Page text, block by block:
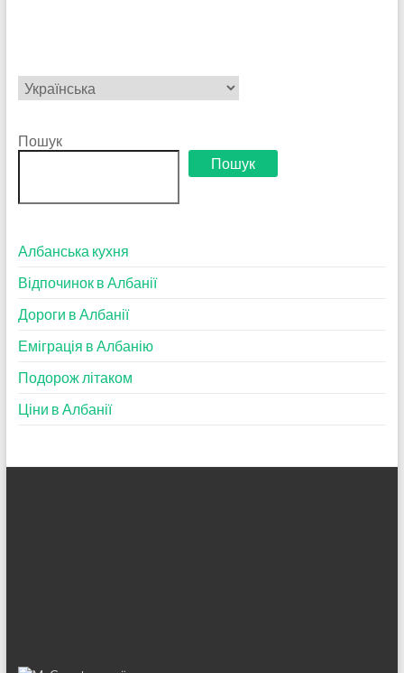
Вибрати
мову
Пошук
Пошук
Албанська кухня
Відпочинок в Албанії
Дороги в Албанії
Еміграція в Албанію
Подорож літаком
Ціни в Албанії